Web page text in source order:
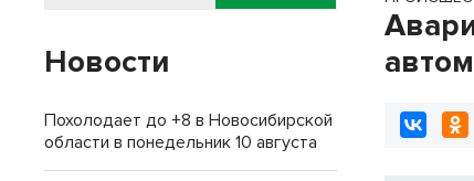
Новости
Похолодает до +8 в Новосибирской
области в понедельник 10 августа